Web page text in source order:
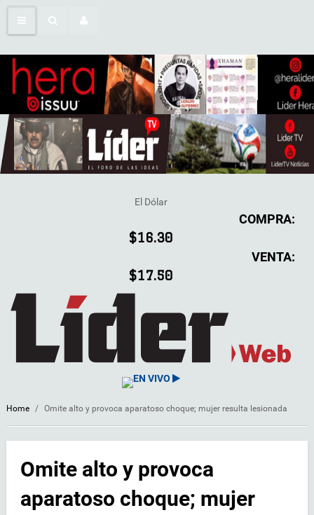
El Dólar
COMPRA:
$16.30
VENTA:
$17.50
EN VIVO
Home / Omite alto y provoca aparatoso choque; mujer resulta lesionada
Omite alto y provoca
aparatoso choque; mujer